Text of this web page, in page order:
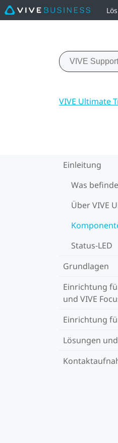
VIVE Ultimate
Einleitung
Was
Über VIVE
Status-LED
Grundlagen
Einrichtung
und VIVE
Einrichtung
Lösungen